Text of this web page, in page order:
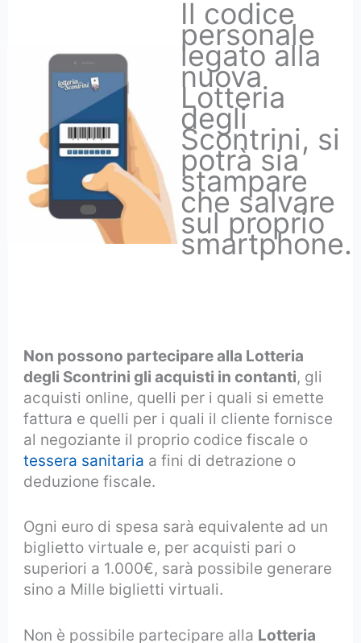
Il codice
personale
legato alla
nuova
Lotteria
degli
Scontrini, si
potrà sia
stampare
che salvare
sul proprio
smartphone.
Non possono partecipare alla Lotteria
degli Scontrini gli acquisti in contanti, gli
acquisti online, quelli per i quali si emette
fattura e quelli per i quali il cliente fornisce
al negoziante il proprio codice fiscale o
tessera sanitaria a fini di detrazione o
deduzione fiscale.
Ogni euro di spesa sarà equivalente ad un
biglietto virtuale e, per acquisti pari o
superiori a 1.000€, sarà possibile generare
sino a Mille biglietti virtuali.
Non è possibile partecipare alla Lotteria